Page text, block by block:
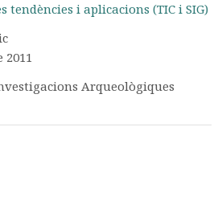
tendències i aplicacions (TIC i SIG)
2011
Arqueològiques